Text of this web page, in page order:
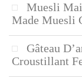
Muesli
Made Muesli
Gâteau
Croustillant